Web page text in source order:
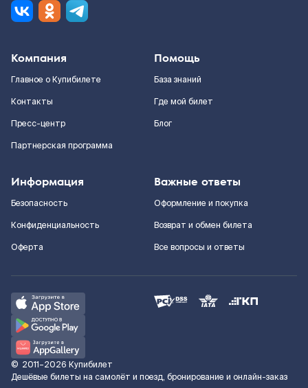
Компания
Главное о Купибилете
Контакты
Пресс-центр
Партнерская программа
Помощь
База знаний
Где мой билет
Блог
Информация
Безопасность
Конфиденциальность
Оферта
Важные ответы
Оформление и покупка
Возврат и обмен билета
Все вопросы и ответы
© 2011–2026 Купибилет
Дешёвые билеты на самолёт и поезд, бронирование и онлайн-заказ